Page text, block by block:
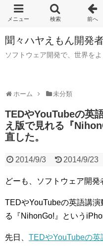
聞々ハヤえもん開発
ソフトウェア開発で、世界をよ
ホーム 未分類
TEDやYouTubeの英
え版で見れる『
直した。
2014/9/3 2014/9/23
どーも、ソフトウェア開発
TEDやYouTubeの英語講
る『NihonGo!』という
先日、 TEDやYouTubeの